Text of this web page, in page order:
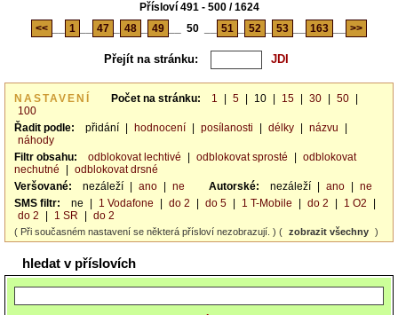
Přísloví 491 - 500 / 1624
<<
1 47 48 49 50 51 52 53 163 >>
Přejít na stránku:
NASTAVENÍ Počet na stránku: 1 5 10 15 30 50
100
Řadit podle:
přidání hodnocení posílanosti délky názvu
náhody
Filtr obsahu:
odblokovat lechtivé odblokovat sprosté
odblokovat
nechutné
odblokovat drsné
Veršované:
nezáleží ano ne Autorské: nezáleží ano
ne
SMS filtr:
ne 1 Vodafone do 2 do 5 1 T-Mobile do 2 1 O2
do 2
1 SR do 2
( Při současném nastavení se některá přísloví nezobrazují. ) ( zobrazit všechny )
hledat v příslovích